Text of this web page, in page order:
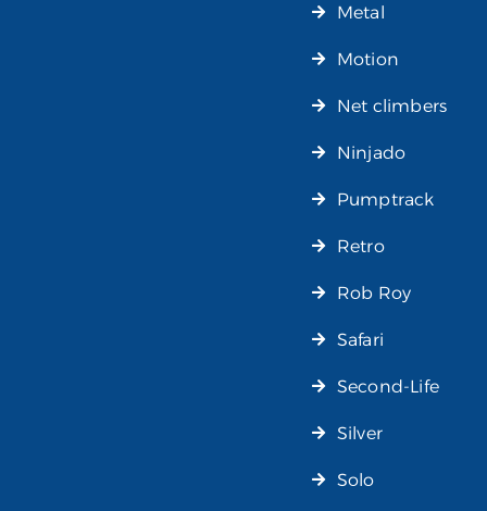
Metal
Motion
Net climbers
Ninjado
Pumptrack
Retro
Rob Roy
Safari
Second-Life
Silver
Solo